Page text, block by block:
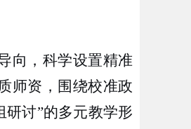
向，科学设置精准
师资，围绕校准政
研讨”的多元教学形